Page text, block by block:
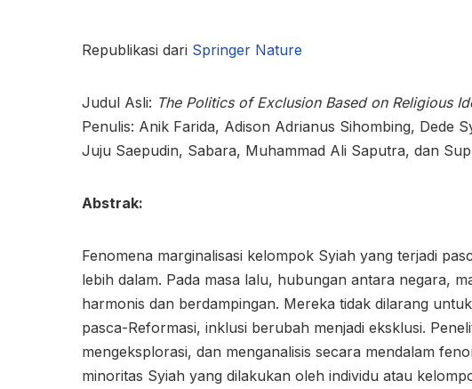
Republikasi dari Springer Nature
Judul Asli: The Politics of Exclusion Based on Religious
Penulis: Anik Farida, Adison Adrianus Sihombing, Dede
Juju Saepudin, Sabara, Muhammad Ali Saputra, dan
Abstrak:
Fenomena marginalisasi kelompok Syiah yang terjadi
lebih dalam. Pada masa lalu, hubungan antara negara,
harmonis dan berdampingan. Mereka tidak dilarang
pasca-Reformasi, inklusi berubah menjadi eksklusi.
mengeksplorasi, dan menganalisis secara mendalam
minoritas Syiah yang dilakukan oleh individu atau